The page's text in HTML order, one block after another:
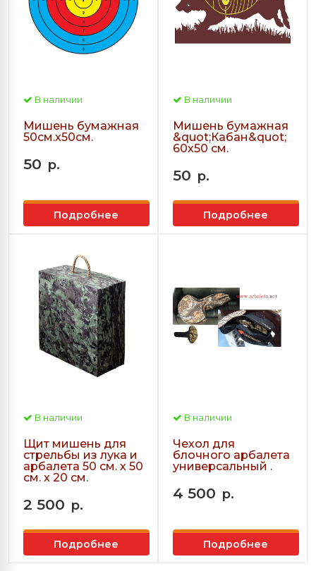
В наличии
Мишень бумажная
50см.х50см.
50 р.
Подробнее
В наличии
Мишень бумажная
&quot;Кабан&quot;
60х50 см.
50 р.
Подробнее
В наличии
Щит мишень для
стрельбы из лука и
арбалета 50 см. х 50
см. х 20 см.
2 500 р.
Подробнее
В наличии
Чехол для
блочного арбалета
универсальный .
4 500 р.
Подробнее